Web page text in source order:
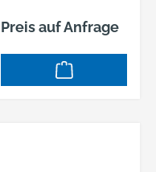
Preis auf Anfrage